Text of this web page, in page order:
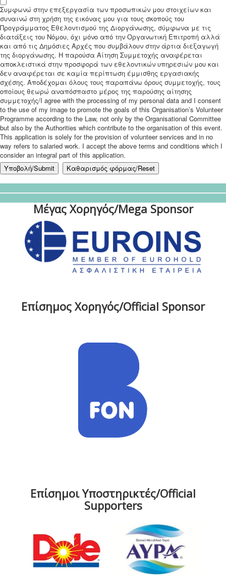
Συμφωνώ στην επεξεργασία των προσωπικών μου στοιχείων και
συναινώ στη χρήση της εικόνας μου για τους σκοπούς του
Προγράμματος Εθελοντισμού της Διοργάνωσης, σύμφωνα με τις
διατάξεις του Νόμου, όχι μόνο από την Οργανωτική Επιτροπή αλλά
και από τις Δημόσιες Αρχές που συμβάλουν στην άρτια διεξαγωγή
της διοργάνωσης. Η παρούσα Αίτηση Συμμετοχής αναφέρεται
αποκλειστικά στην προσφορά των εθελοντικών υπηρεσιών μου και
δεν αναφέρεται σε καμία περίπτωση έμμισθης εργασιακής
σχέσης. Αποδέχομαι όλους τους παραπάνω όρους συμμετοχής, τους
οποίους θεωρώ αναπόσπαστο μέρος της παρούσης αίτησης
συμμετοχής/I agree with the processing of my personal data and I consent
to the use of my image to promote the goals of this Organisation’s Volunteer
Programme according to the Law, not only by the Organisational Committee
but also by the Authorities which contribute to the organisation of this event.
This application is solely for the provision of volunteer services and in no
way refers to salaried work. I accept the above terms and conditions which I
consider an integral part of this application.
Μέγας Χορηγός/Mega Sponsor
Επίσημος Χορηγός/Official Sponsor
Επίσημοι Υποστηρικτές/Official
Supporters